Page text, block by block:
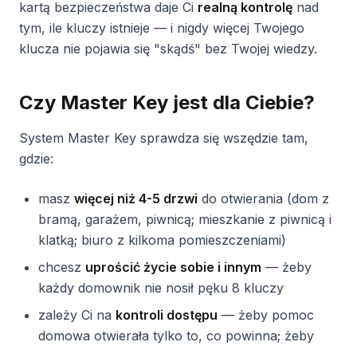
kartą bezpieczeństwa daje Ci realną kontrolę nad
tym, ile kluczy istnieje — i nigdy więcej Twojego
klucza nie pojawia się "skądś" bez Twojej wiedzy.
Czy Master Key jest dla Ciebie?
System Master Key sprawdza się wszędzie tam,
gdzie:
masz więcej niż 4-5 drzwi do otwierania (dom z
bramą, garażem, piwnicą; mieszkanie z piwnicą i
klatką; biuro z kilkoma pomieszczeniami)
chcesz uprościć życie sobie i innym — żeby
każdy domownik nie nosił pęku 8 kluczy
zależy Ci na kontroli dostępu — żeby pomoc
domowa otwierała tylko to, co powinna; żeby